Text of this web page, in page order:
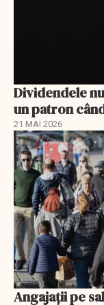
Dividendele
un patron
21 MAI 2026
Angajații pe